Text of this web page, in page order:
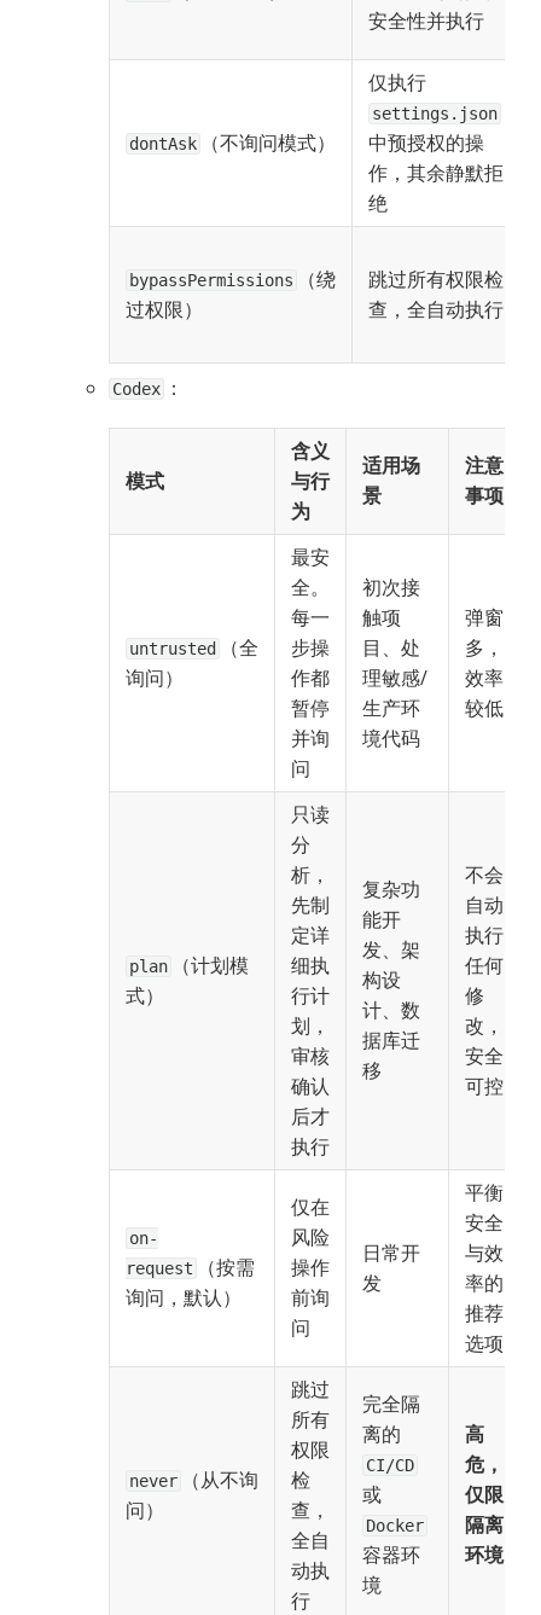
安全性并执行
dontAsk （不询问模式）
settings.json
中预授权的操
作，其余静默拒
绝
bypassPermissions
（绕
过权限）
跳过所有权限检
查，全自动执行
Codex ：
模式
含义
与行
为
适用场
景
注意
事项
untrusted
（全
询问）
最安
全。
每一
步操
作都
暂停
并询
问
初次接
触项
目、处
理敏感/
生产环
境代码
弹窗
多，
效率
较低
plan
（计划模
式）
只读
分
析，
先制
定详
细执
行计
划，
审核
确认
后才
执行
复杂功
能开
发、架
构设
计、数
据库迁
移
不会
自动
执行
任何
修
改，
安全
可控
on-
request
（按需
询问，默认）
仅在
风险
操作
前询
问
日常开
发
平衡
安全
与效
率的
推荐
选项
never
（从不询
问）
跳过
所有
权限
检
查，
全自
动执
行
完全隔
CI/CD
Docker
容器环
境
高
危，
仅限
隔离
环境